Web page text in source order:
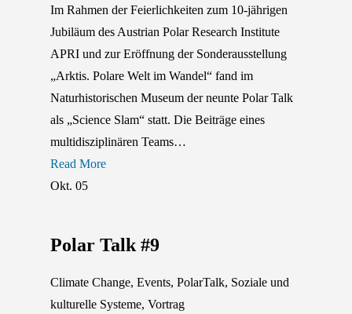
Im Rahmen der Feierlichkeiten zum 10-jährigen
Jubiläum des Austrian Polar Research Institute
APRI und zur Eröffnung der Sonderausstellung
„Arktis. Polare Welt im Wandel“ fand im
Naturhistorischen Museum der neunte Polar Talk
als „Science Slam“ statt. Die Beiträge eines
multidisziplinären Teams…
Read More
Okt. 05
Polar Talk #9
Climate Change, Events, PolarTalk, Soziale und
kulturelle Systeme, Vortrag